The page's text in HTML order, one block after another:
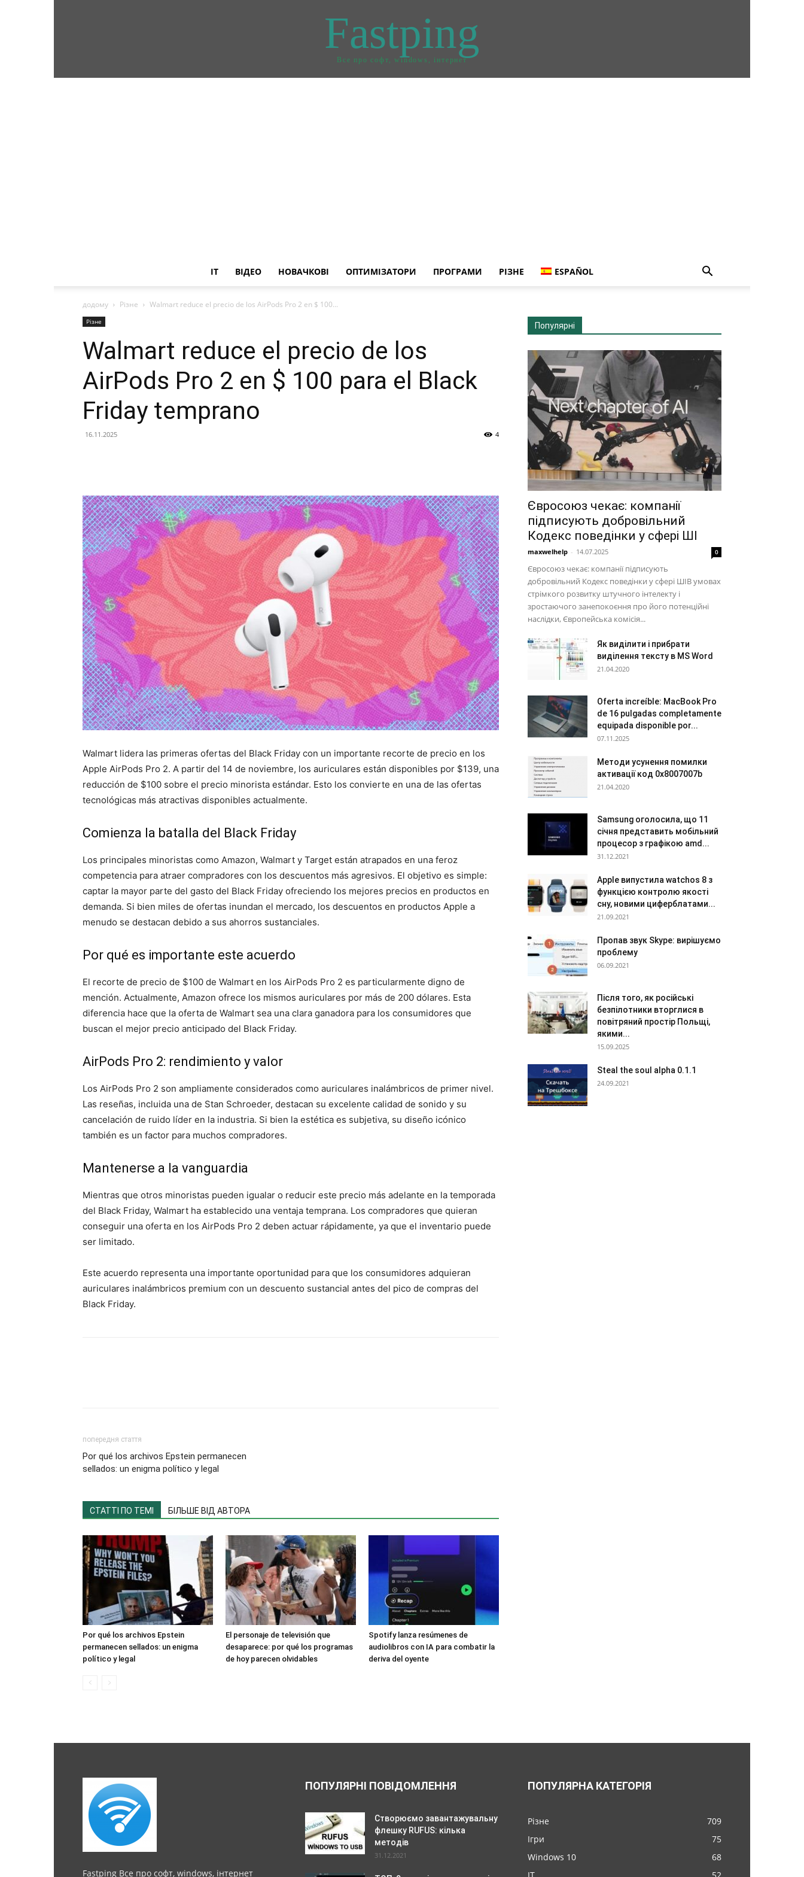
Fastping
Все про софт, windows, інтернет
IT ВІДЕО НОВАЧКОВІ ОПТИМІЗАТОРИ ПРОГРАМИ РІЗНЕ ESPAÑOL
додому Різне Walmart reduce el precio de los AirPods Pro 2 en $ 100...
Різне
Walmart reduce el precio de los
AirPods Pro 2 en $ 100 para el Black
Friday temprano
16.11.2025 4
Walmart lidera las primeras ofertas del Black Friday con un importante recorte de precio en los
Apple AirPods Pro 2. A partir del 14 de noviembre, los auriculares están disponibles por $139, una
reducción de $100 sobre el precio minorista estándar. Esto los convierte en una de las ofertas
tecnológicas más atractivas disponibles actualmente.
Comienza la batalla del Black Friday
Los principales minoristas como Amazon, Walmart y Target están atrapados en una feroz
competencia para atraer compradores con los descuentos más agresivos. El objetivo es simple:
captar la mayor parte del gasto del Black Friday ofreciendo los mejores precios en productos en
demanda. Si bien miles de ofertas inundan el mercado, los descuentos en productos Apple a
menudo se destacan debido a sus ahorros sustanciales.
Por qué es importante este acuerdo
El recorte de precio de $100 de Walmart en los AirPods Pro 2 es particularmente digno de
mención. Actualmente, Amazon ofrece los mismos auriculares por más de 200 dólares. Esta
diferencia hace que la oferta de Walmart sea una clara ganadora para los consumidores que
buscan el mejor precio anticipado del Black Friday.
AirPods Pro 2: rendimiento y valor
Los AirPods Pro 2 son ampliamente considerados como auriculares inalámbricos de primer nivel.
Las reseñas, incluida una de Stan Schroeder, destacan su excelente calidad de sonido y su
cancelación de ruido líder en la industria. Si bien la estética es subjetiva, su diseño icónico
también es un factor para muchos compradores.
Mantenerse a la vanguardia
Mientras que otros minoristas pueden igualar o reducir este precio más adelante en la temporada
del Black Friday, Walmart ha establecido una ventaja temprana. Los compradores que quieran
conseguir una oferta en los AirPods Pro 2 deben actuar rápidamente, ya que el inventario puede
ser limitado.
Este acuerdo representa una importante oportunidad para que los consumidores adquieran
auriculares inalámbricos premium con un descuento sustancial antes del pico de compras del
Black Friday.
попередня стаття
Por qué los archivos Epstein permanecen
sellados: un enigma político y legal
СТАТТІ ПО ТЕМІ БІЛЬШЕ ВІД АВТОРА
Por qué los archivos Epstein
permanecen sellados: un enigma
político y legal
El personaje de televisión que
desaparece: por qué los programas
de hoy parecen olvidables
Spotify lanza resúmenes de
audiolibros con IA para combatir la
deriva del oyente
Популярні
Євросоюз чекає: компанії
підписують добровільний
Кодекс поведінки у сфері ШІ
maxwelhelp - 14.07.2025 0
Євросоюз чекає: компанії підписують
добровільний Кодекс поведінки у сфері ШІВ умовах
стрімкого розвитку штучного інтелекту і
зростаючого занепокоєння про його потенційні
наслідки, Європейська комісія...
Як виділити і прибрати
виділення тексту в MS Word
21.04.2020
Oferta increíble: MacBook Pro
de 16 pulgadas completamente
equipada disponible por...
07.11.2025
Методи усунення помилки
активації код 0x8007007b
21.04.2020
Samsung оголосила, що 11
січня представить мобільний
процесор з графікою amd...
31.12.2021
Apple випустила watchos 8 з
функцією контролю якості
сну, новими циферблатами...
21.09.2021
Пропав звук Skype: вирішуємо
проблему
06.09.2021
Після того, як російські
безпілотники вторглися в
повітряний простір Польщі,
якими...
15.09.2025
Steal the soul alpha 0.1.1
24.09.2021
Fastping Все про софт, windows, інтернет
ПОПУЛЯРНІ ПОВІДОМЛЕННЯ
Створюємо завантажувальну
флешку RUFUS: кілька
методів
31.12.2021
ПОПУЛЯРНА КАТЕГОРІЯ
Різне
709
Ігри
75
Windows 10
68